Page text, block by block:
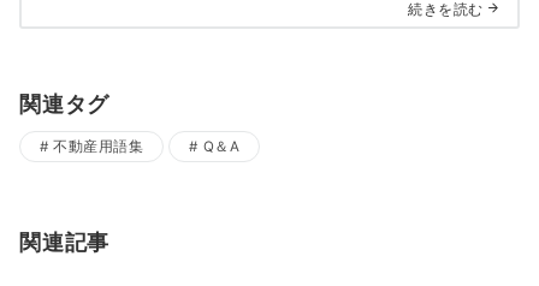
続きを読む
関連タグ
不動産用語集 Q＆A
関連記事